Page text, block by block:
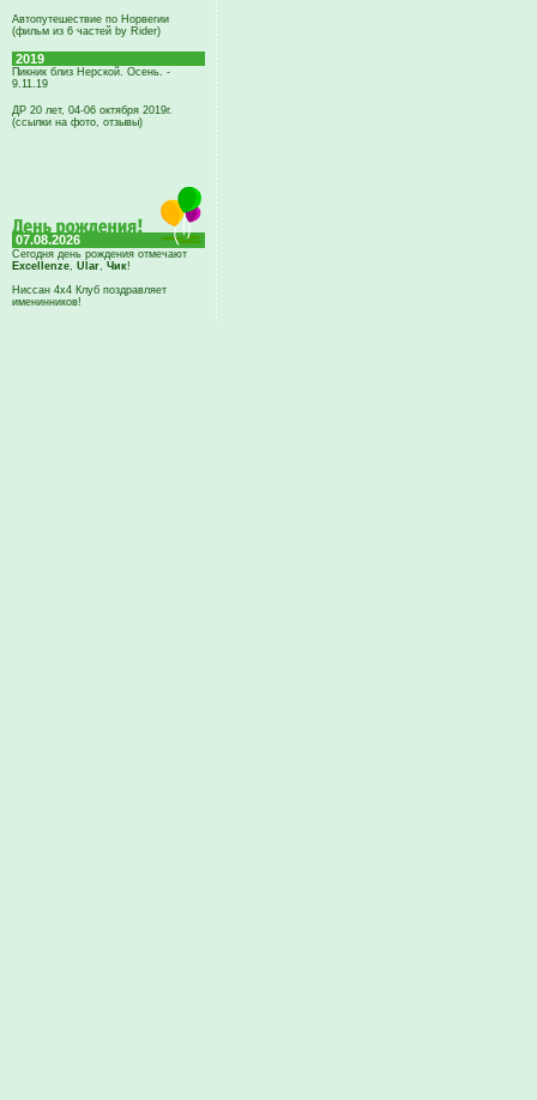
Автопутешествие по Норвегии
(фильм из 6 частей by Rider)
2019
Пикник близ Нерской. Осень. -
9.11.19
ДР 20 лет, 04-06 октября 2019г.
(ссылки на фото, отзывы)
07.08.2026
Сегодня день рождения отмечают
Excellenze, Ular, Чик!
Ниссан 4х4 Клуб поздравляет
именинников!